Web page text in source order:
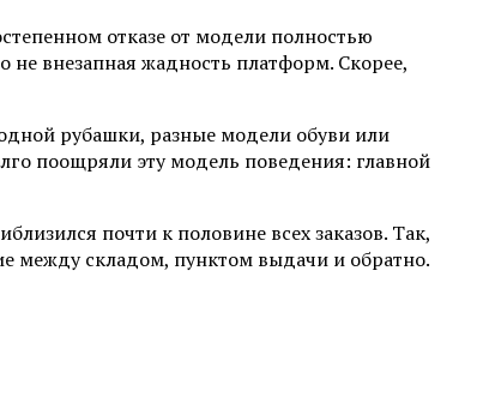
отказе от модели полностью
не внезапная жадность платформ. Скорее,
рубашки, разные модели обуви или
поощряли эту модель поведения: главной
почти к половине всех заказов. Так,
между складом, пунктом выдачи и обратно.